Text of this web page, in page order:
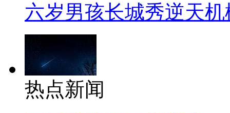
六岁男孩长城秀逆天机
热点新闻